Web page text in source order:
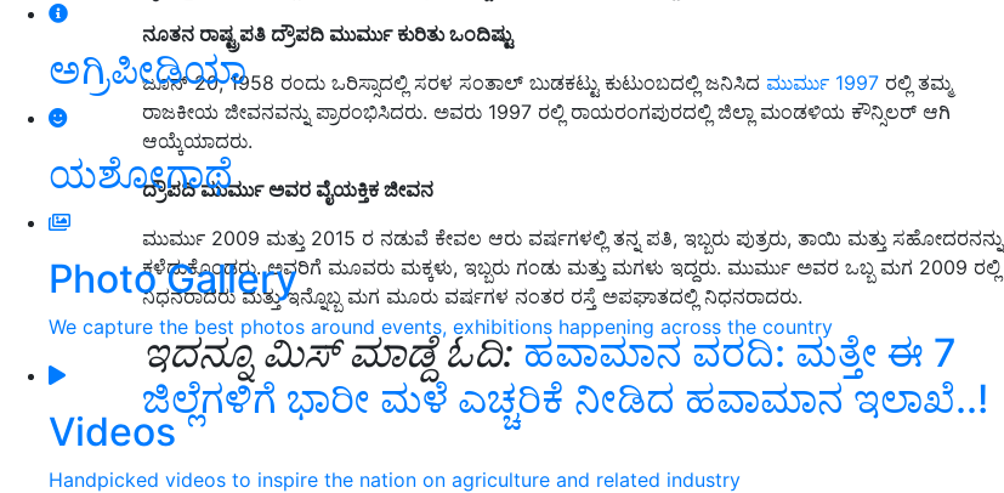
ಅಗ್ರಿಪೀಡಿಯಾ
ಯಶೋಗಾಥೆ
Photo Gallery
We capture the best photos around events, exhibitions happening across the country
Videos
Handpicked videos to inspire the nation on agriculture and related industry
ನೂತನ ರಾಷ್ಟ್ರಪತಿ ದ್ರೌಪದಿ ಮುರ್ಮು ಕುರಿತು ಒಂದಿಷ್ಟು
ಜೂನ್ 20, 1958 ರಂದು ಒರಿಸ್ಸಾದಲ್ಲಿ ಸರಳ ಸಂತಾಲ್ ಬುಡಕಟ್ಟು ಕುಟುಂಬದಲ್ಲಿ ಜನಿಸಿದ ಮುರ್ಮು 1997 ರಲ್ಲಿ ತಮ್ಮ
ರಾಜಕೀಯ ಜೀವನವನ್ನು ಪ್ರಾರಂಭಿಸಿದರು. ಅವರು 1997 ರಲ್ಲಿ ರಾಯರಂಗಪುರದಲ್ಲಿ ಜಿಲ್ಲಾ ಮಂಡಳಿಯ ಕೌನ್ಸಿಲರ್ ಆಗಿ
ಆಯ್ಕೆಯಾದರು.
ದ್ರೌಪದಿ ಮುರ್ಮು ಅವರ ವೈಯಕ್ತಿಕ ಜೀವನ
ಮುರ್ಮು 2009 ಮತ್ತು 2015 ರ ನಡುವೆ ಕೇವಲ ಆರು ವರ್ಷಗಳಲ್ಲಿ ತನ್ನ ಪತಿ, ಇಬ್ಬರು ಪುತ್ರರು, ತಾಯಿ ಮತ್ತು ಸಹೋದರನನ್ನು
ಕಳೆದುಕೊಂಡರು. ಅವರಿಗೆ ಮೂವರು ಮಕ್ಕಳು, ಇಬ್ಬರು ಗಂಡು ಮತ್ತು ಮಗಳು ಇದ್ದರು. ಮುರ್ಮು ಅವರ ಒಬ್ಬ ಮಗ 2009 ರಲ್ಲಿ
ನಿಧನರಾದರು ಮತ್ತು ಇನ್ನೊಬ್ಬ ಮಗ ಮೂರು ವರ್ಷಗಳ ನಂತರ ರಸ್ತೆ ಅಪಘಾತದಲ್ಲಿ ನಿಧನರಾದರು.
ಇದನ್ನೂ ಮಿಸ್‌ ಮಾಡ್ದೆ ಓದಿ: ಹವಾಮಾನ ವರದಿ: ಮತ್ತೇ ಈ 7
ಜಿಲ್ಲೆಗಳಿಗೆ ಭಾರೀ ಮಳೆ ಎಚ್ಚರಿಕೆ ನೀಡಿದ ಹವಾಮಾನ ಇಲಾಖೆ..!